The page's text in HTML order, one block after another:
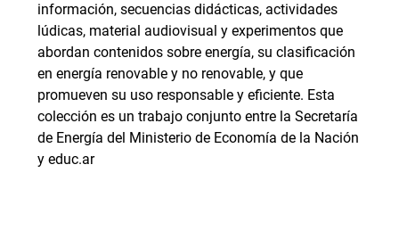
información, secuencias didácticas, actividades
lúdicas, material audiovisual y experimentos que
abordan contenidos sobre energía, su clasificación
en energía renovable y no renovable, y que
promueven su uso responsable y eficiente. Esta
colección es un trabajo conjunto entre la Secretaría
de Energía del Ministerio de Economía de la Nación
y educ.ar